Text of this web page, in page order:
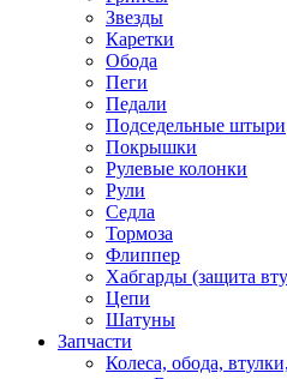
Звезды
Каретки
Обода
Пеги
Педали
Подседельные штыри
Покрышки
Рулевые колонки
Рули
Седла
Тормоза
Флиппер
Хабгарды (защита
Цепи
Шатуны
Запчасти
Колеса, обода,